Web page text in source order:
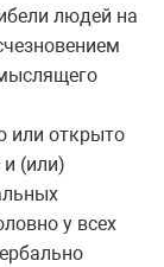
людей на
или открыто
(или)
у всех